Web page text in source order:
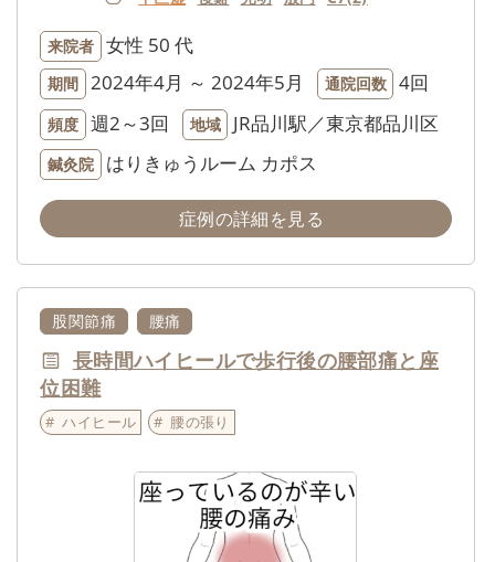
来院者 女性 50 代
期間 2024年4月 ～ 2024年5月 通院回数 4回
頻度 週2～3回 地域 JR品川駅／東京都品川区
鍼灸院 はりきゅうルーム カポス
症例の詳細を見る
股関節痛 腰痛
長時間ハイヒールで歩行後の腰部痛と座
位困難
ハイヒール 腰の張り